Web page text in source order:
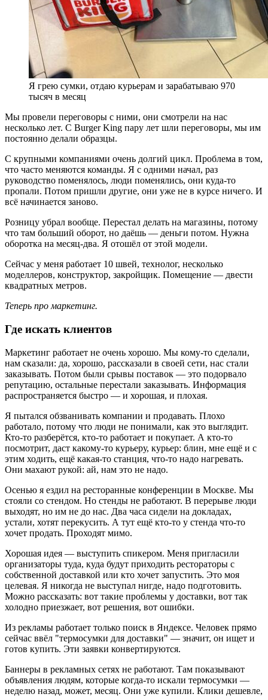
Я грею сумки, отдаю курьерам и зарабатываю 970
тысяч в месяц
Мы провели переговоры с ними, они смотрели на нас
несколько лет. С Burger King пару лет шли переговоры, мы им
постоянно делали образцы.
С крупными компаниями очень долгий цикл. Проблема в том,
что часто меняются команды. Я с одними начал, раз
руководство поменялось, люди поменялись, они куда-то
пропали. Потом пришли другие, они уже не в курсе ничего. И
всё начинается заново.
Розницу убрал вообще. Перестал делать на магазины, потому
что там больший оборот, но даёшь — деньги потом. Нужна
оборотка на месяц-два. Я отошёл от этой модели.
Сейчас у меня работает 10 швей, технолог, несколько
моделлеров, конструктор, закройщик. Помещение — двести
квадратных метров.
Теперь про маркетинг.
Где искать клиентов
Маркетинг работает не очень хорошо. Мы кому-то сделали,
нам сказали: да, хорошо, рассказали в своей сети, нас стали
заказывать. Потом были срывы поставок — это подорвало
репутацию, остальные перестали заказывать. Информация
распространяется быстро — и хорошая, и плохая.
Я пытался обзванивать компании и продавать. Плохо
работало, потому что люди не понимали, как это выглядит.
Кто-то разберётся, кто-то работает и покупает. А кто-то
посмотрит, даст какому-то курьеру, курьер: блин, мне ещё и с
этим ходить, ещё какая-то станция, что-то надо нагревать.
Они махают рукой: ай, нам это не надо.
Осенью я ездил на ресторанные конференции в Москве. Мы
стояли со стендом. Но стенды не работают. В перерыве люди
выходят, но им не до нас. Два часа сидели на докладах,
устали, хотят перекусить. А тут ещё кто-то у стенда что-то
хочет продать. Проходят мимо.
Хорошая идея — выступить спикером. Меня пригласили
организаторы туда, куда будут приходить рестораторы с
собственной доставкой или кто хочет запустить. Это моя
целевая. Я никогда не выступал нигде, надо подготовить.
Можно рассказать: вот такие проблемы у доставки, вот так
холодно приезжает, вот решения, вот ошибки.
Из рекламы работает только поиск в Яндексе. Человек прямо
сейчас ввёл "термосумки для доставки" — значит, он ищет и
готов купить. Эти заявки конвертируются.
Баннеры в рекламных сетях не работают. Там показывают
объявления людям, которые когда-то искали термосумки —
неделю назад, может, месяц. Они уже купили. Клики дешевле,